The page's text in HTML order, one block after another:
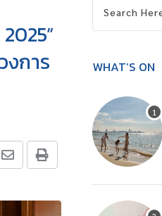
งการ
WHAT’S ON